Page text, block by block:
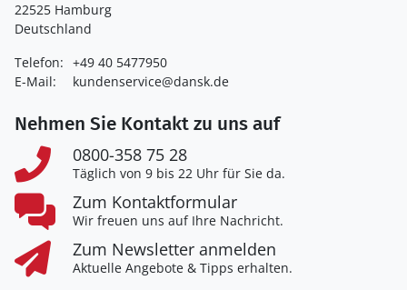
22525 Hamburg
Deutschland
Telefon: +49 40 5477950
E-Mail:
kundenservice@dansk.de
Nehmen Sie Kontakt zu uns auf
0800-358 75 28
Täglich von 9 bis 22 Uhr für Sie da.
Zum Kontaktformular
Wir freuen uns auf Ihre Nachricht.
Zum Newsletter anmelden
Aktuelle Angebote & Tipps erhalten.